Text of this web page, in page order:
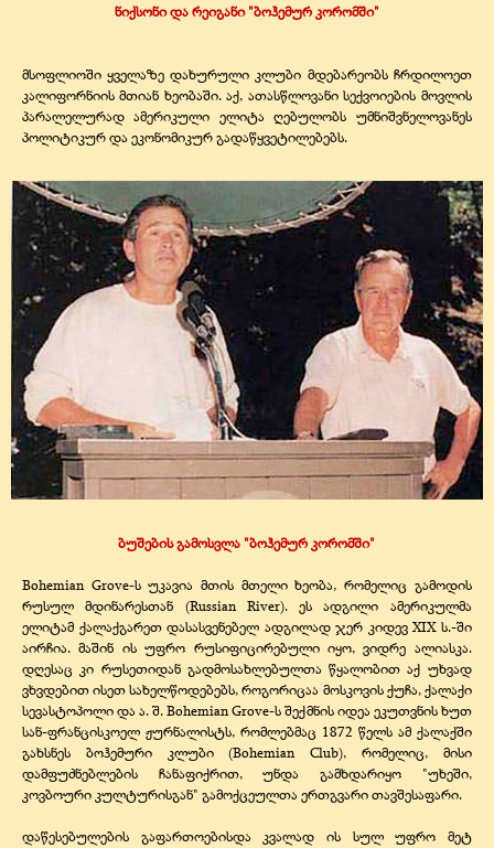
ნიქსონი და რეიგანი "ბოჰემურ კორომში"
მსოფლიოში ყველაზე დახურული კლუბი მდებარეობს ჩრდილოეთ
კალიფორნიის მთიან ხეობაში. აქ, ათასწლოვანი სექვოიების მოვლის
პარალელურად ამერიკული ელიტა ღებულობს უმნიშვნელოვანეს
პოლიტიკურ და ეკონომიკურ გადაწყვეტილებებს.
ბუშების გამოსვლა "ბოჰემურ კორომში"
Bohemian Grove-ს უკავია მთის მთელი ხეობა, რომელიც გამოდის
რუსულ მდინარესთან (Russian River). ეს ადგილი ამერიკულმა
ელიტამ ქალაქგარეთ დასასვენებელ ადგილად ჯერ კიდევ XIX ს.-ში
აირჩია. მაშინ ის უფრო რუსიფიცირებული იყო, ვიდრე ალიასკა.
დღესაც კი რუსეთიდან გადმოსახლებულთა წყალობით აქ უხვად
ვხვდებით ისეთ სახელწოდებებს, როგორიცაა მოსკოვის ქუჩა, ქალაქი
სევასტოპოლი და ა. შ. Bohemian Grove-ს შექმნის იდეა ეკუთვნის ხუთ
სან-ფრანცისკოელ ჟურნალისტს, რომლებმაც 1872 წელს ამ ქალაქში
გახსნეს ბოჰემური კლუბი (Bohemian Club), რომელიც, მისი
დამფუძნებლების ჩანაფიქრით, უნდა გამხდარიყო "უხეში,
კოვბოური კულტურისგან" გამოქცეულთა ერთგვარი თავშესაფარი.
დაწესებულების გაფართოებისდა კვალად ის სულ უფრო მეტ